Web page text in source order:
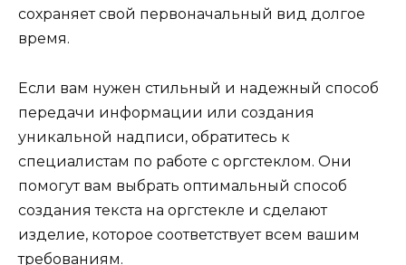
сохраняет свой первоначальный вид долгое
время.
Если вам нужен стильный и надежный способ
передачи информации или создания
уникальной надписи, обратитесь к
специалистам по работе с оргстеклом. Они
помогут вам выбрать оптимальный способ
создания текста на оргстекле и сделают
изделие, которое соответствует всем вашим
требованиям.